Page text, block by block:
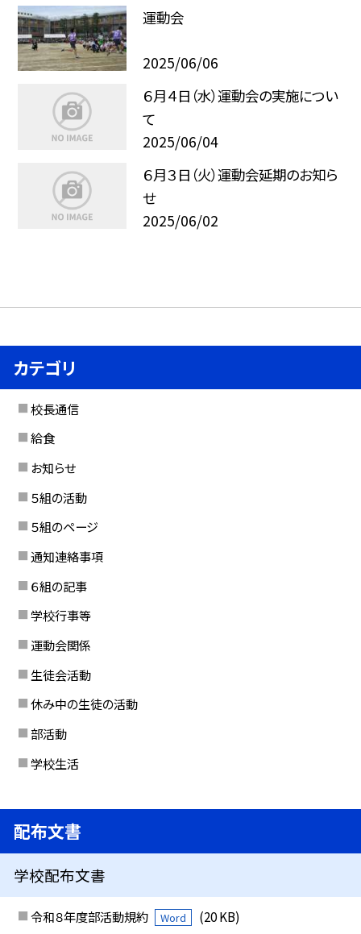
運動会
2025/06/06
６月４日（水）運動会の実施につい
て
2025/06/04
６月３日（火）運動会延期のお知ら
せ
2025/06/02
カテゴリ
校長通信
給食
お知らせ
５組の活動
５組のページ
通知連絡事項
６組の記事
学校行事等
運動会関係
生徒会活動
休み中の生徒の活動
部活動
学校生活
配布文書
学校配布文書
令和８年度部活動規約 Word (20 KB)